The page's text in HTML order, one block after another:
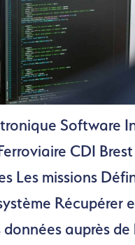
Software
CDI
Les missions
Récupérer
auprès de